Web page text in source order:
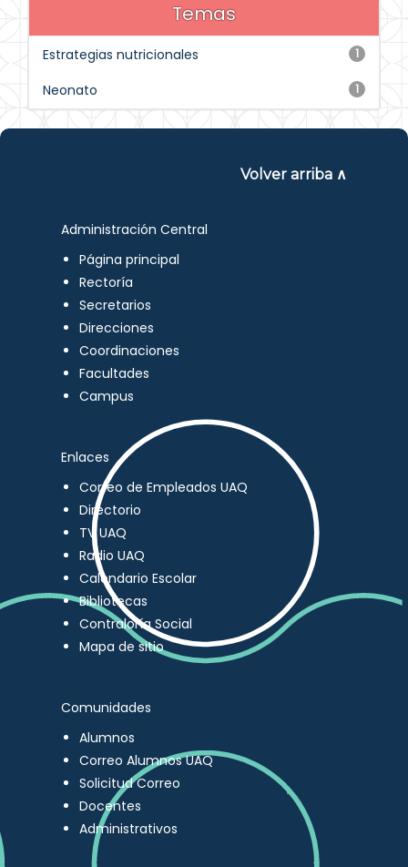
Temas
1
Estrategias nutricionales
1
Neonato
Volver arriba ∧
Administración Central
Página principal
Rectoría
Secretarios
Direcciones
Coordinaciones
Facultades
Campus
Enlaces
Correo de Empleados UAQ
Directorio
TV UAQ
Radio UAQ
Calendario Escolar
Bibliotecas
Contraloría Social
Mapa de sitio
Comunidades
Alumnos
Correo Alumnos UAQ
Solicitud Correo
Docentes
Administrativos